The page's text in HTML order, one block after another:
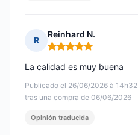
R
Reinhard N.
Nota: 5 de 5
Publicado el 26/06/2026 à 14h32
tras una compra de 06/06/2026
La calidad es muy buena
Opinión traducida